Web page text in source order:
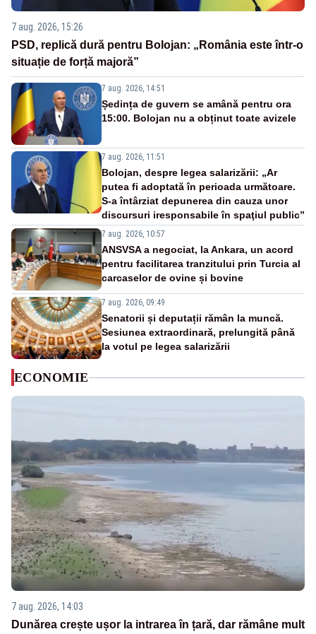
7 aug. 2026, 15:26
PSD, replică dură pentru Bolojan: „România este într-o
situație de forță majoră”
7 aug. 2026, 14:51
Ședința de guvern se amână pentru ora
15:00. Bolojan nu a obținut toate avizele
7 aug. 2026, 11:51
Bolojan, despre legea salarizării: „Ar
putea fi adoptată în perioada următoare.
S-a întârziat depunerea din cauza unor
discursuri iresponsabile în spaţiul public”
7 aug. 2026, 10:57
ANSVSA a negociat, la Ankara, un acord
pentru facilitarea tranzitului prin Turcia al
carcaselor de ovine și bovine
7 aug. 2026, 09:49
Senatorii și deputații rămân la muncă.
Sesiunea extraordinară, prelungită până
la votul pe legea salarizării
ECONOMIE
7 aug. 2026, 14:03
Dunărea crește ușor la intrarea în țară, dar rămâne mult